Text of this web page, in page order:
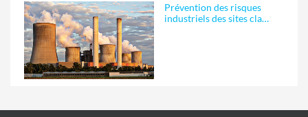
Prévention des risques
industriels des sites cla…